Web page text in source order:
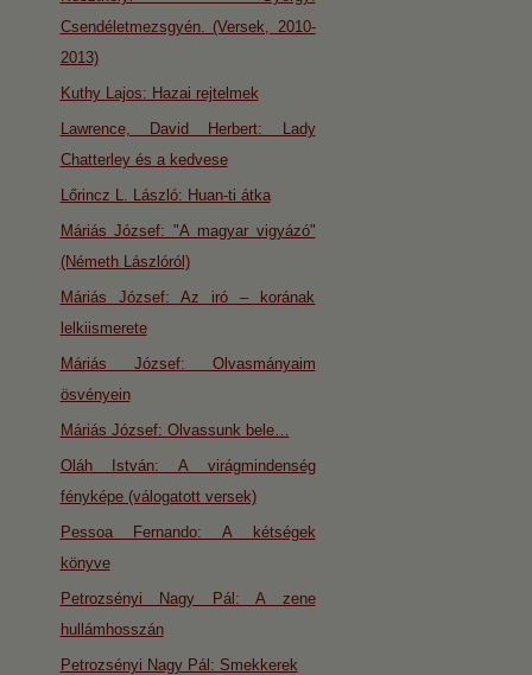
Csendéletmezsgyén. (Versek, 2010-
2013)
Kuthy Lajos: Hazai rejtelmek
Lawrence, David Herbert: Lady
Chatterley és a kedvese
Lőrincz L. László: Huan-ti átka
Máriás József: "A magyar vigyázó"
(Németh Lászlóról)
Máriás József: Az iró – korának
lelkiismerete
Máriás József: Olvasmányaim
ösvényein
Máriás József: Olvassunk bele…
Oláh István: A virágmindenség
fényképe (válogatott versek)
Pessoa Fernando: A kétségek
könyve
Petrozsényi Nagy Pál: A zene
hullámhosszán
Petrozsényi Nagy Pál: Smekkerek